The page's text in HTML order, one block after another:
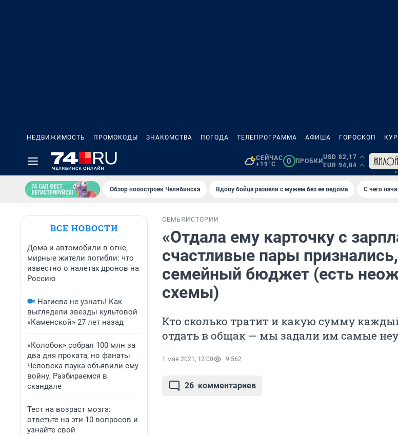
НЕДВИЖИМОСТЬ ПРОМОКОДЫ ЗНАКОМСТВА ПОГОДА ТЕЛЕПРОГРАММА АФИША ГОРОСКОП
СЕЙЧАС
+19°C
0 ПРОБКИ
USD 82,17
EUR 94,84
Обзор новостроек Челябинска Вдову бойца развели с мужем без ее ведома С чего
ВСЕ НОВОСТИ
Дома и автомобили в огне,
мирные жители погибли: что
известно о налетах дронов на
Россию
Нагиева не узнать! Как
выглядели звезды культовой
«Каменской» 27 лет назад
«Колобок» собрал 100 млн за
два дня проката, но фанаты
Человека-паука объявили ему
войну. Разбираемся в
скандале
Тест на возраст мозга:
ответьте на эти 10 вопросов и
узнайте свой
СЕМЬЯ ИСТОРИИ
«Отдала ему карточку с
счастливые пары
семейный бюджет (есть
схемы)
Кто сколько тратит и какую сумму
отдать в общак — мы задали им самые
1 мая 2021, 12:00 9 562
26 комментариев